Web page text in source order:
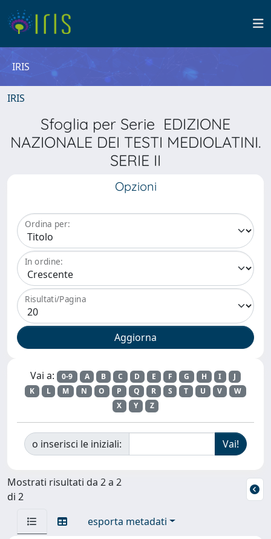
IRIS
IRIS
Sfoglia per Serie EDIZIONE
NAZIONALE DEI TESTI MEDIOLATINI.
SERIE II
Opzioni
Ordina per:
In ordine:
Risultati/Pagina
Vai a: 0-9 A B C D E F G H I
J
K
L M N O P Q R S T U V
W
X
Y Z
o inserisci le iniziali:
Mostrati risultati da 2 a 2
di 2
esporta metadati